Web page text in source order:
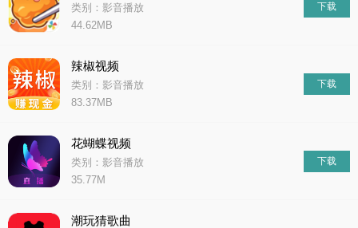
类别：影音播放
44.62MB
下载
辣椒视频
类别：影音播放
83.37MB
下载
花蝴蝶视频
类别：影音播放
35.77M
下载
潮玩猜歌曲